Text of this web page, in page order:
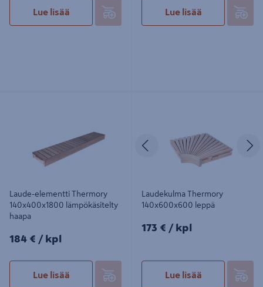
Lue lisää Lue lisää
Laude-elementti Thermory
140x400x1800 lämpökäsitelty
haapa
184€/kpl
184 € / kpl
Lue lisää
Edellinen
Laudekulma Thermory
140x600x600 leppä
173€/kpl
173 € / kpl
Lue lisää